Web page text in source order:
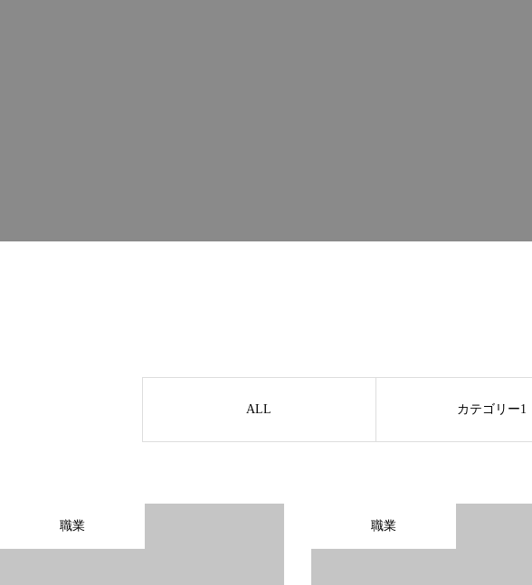
ALL カテゴリー1
職業 職業